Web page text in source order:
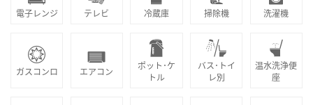
電子レンジ テレビ 冷蔵庫 掃除機 洗濯機
ガスコンロ エアコン
ポット･ケ
トル
バス･トイ
レ別
温水洗浄便
座